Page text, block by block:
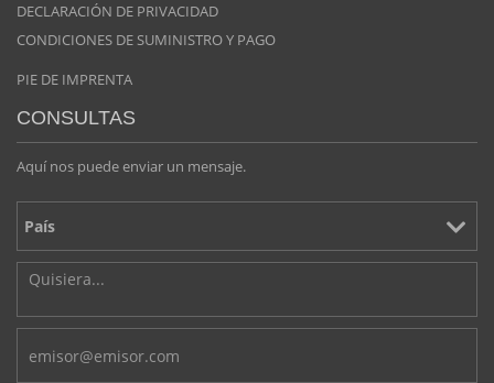
DECLARACIÓN DE PRIVACIDAD
CONDICIONES DE SUMINISTRO Y PAGO
PIE DE IMPRENTA
CONSULTAS
Aquí nos puede enviar un mensaje.